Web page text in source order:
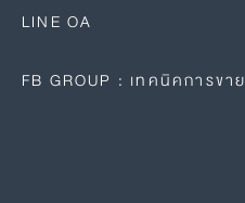
LINE OA
FB GROUP : เทคนิคการขาย